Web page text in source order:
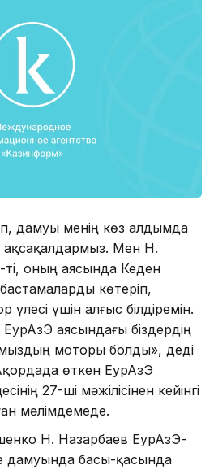
дамуы менің көз алдымда
ақсақалдармыз. Мен Н.
ті, оның аясында Кеден
көтеріп,
үлесі үшін алғыс білдіремін.
аясындағы біздердің
моторы болды», деді
өткен ЕурАзЭҚ
27-ші мәжілісінен кейінгі
мәлімдемеде.
Н. Назарбаев ЕурАзЭҚ-
дамуында басы-қасында